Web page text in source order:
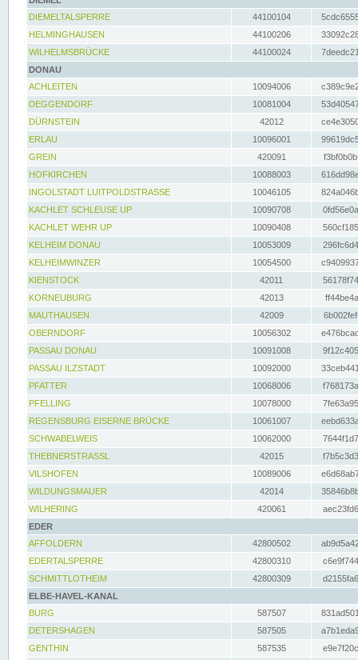
DIEMELTALSPERRE
44100104
HELMINGHAUSEN
44100206
WILHELMSBRÜCKE
44100024
DONAU
ACHLEITEN
10094006
DEGGENDORF
10081004
DÜRNSTEIN
42012
ERLAU
10096001
GREIN
420091
HOFKIRCHEN
10088003
INGOLSTADT LUITPOLDSTRASSE
10046105
KACHLET SCHLEUSE UP
10090708
KACHLET WEHR UP
10090408
KELHEIM DONAU
10053009
KELHEIMWINZER
10054500
KIENSTOCK
42011
KORNEUBURG
42013
MAUTHAUSEN
42009
OBERNDORF
10056302
PASSAU DONAU
10091008
PASSAU ILZSTADT
10092000
PFATTER
10068006
PFELLING
10078000
REGENSBURG EISERNE BRÜCKE
10061007
SCHWABELWEIS
10062000
THEBNERSTRASSL
42015
VILSHOFEN
10089006
WILDUNGSMAUER
42014
WILHERING
420061
EDER
AFFOLDERN
42800502
EDERTALSPERRE
42800310
SCHMITTLOTHEIM
42800309
ELBE-HAVEL-KANAL
BURG
587507
DETERSHAGEN
587505
GENTHIN
587535